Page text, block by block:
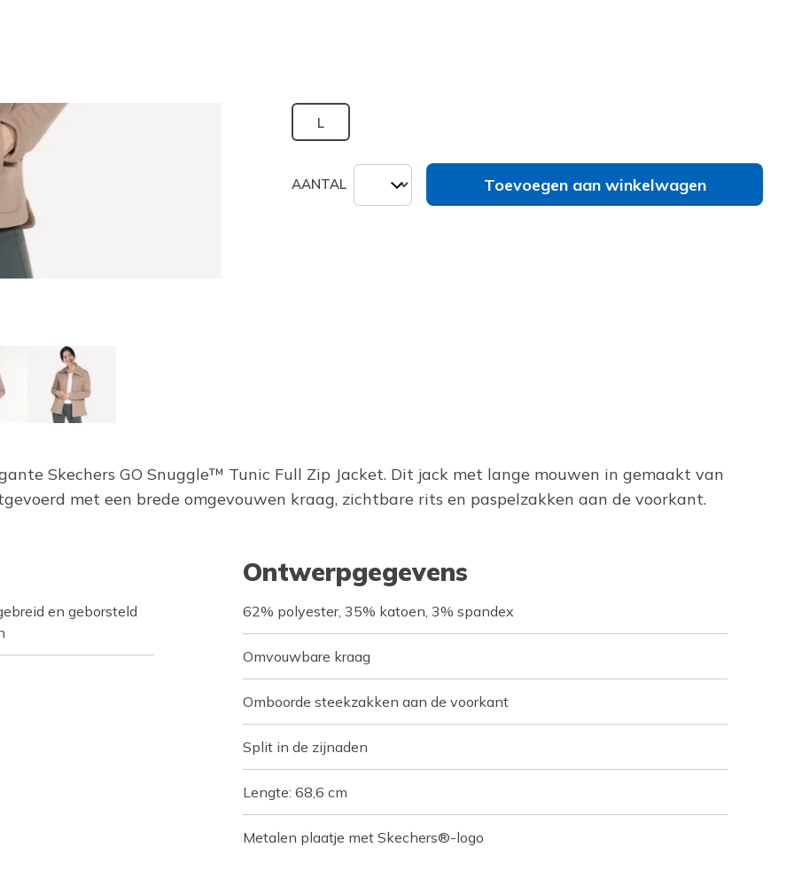
L
AANTAL Toevoegen aan winkelwagen
Skechers GO Snuggle™ Tunic Full Zip Jacket. Dit jack met lange mouwen in gemaakt van
met een brede omgevouwen kraag, zichtbare rits en paspelzakken aan de voorkant.
en geborsteld
Ontwerpgegevens
62% polyester, 35% katoen, 3% spandex
Omvouwbare kraag
Omboorde steekzakken aan de voorkant
Split in de zijnaden
Lengte: 68,6 cm
Metalen plaatje met Skechers®-logo